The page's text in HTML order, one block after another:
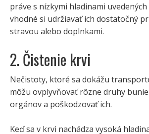
práve s nízkymi hladinami
vhodné si udržiavať ich dostatočný
stravou alebo doplnkami.
2. Čistenie krvi
Nečistoty, ktoré sa dokážu
môžu ovplyvňovať rôzne druhy
orgánov a poškodzovať ich.
Keď sa v krvi nachádza vysoká